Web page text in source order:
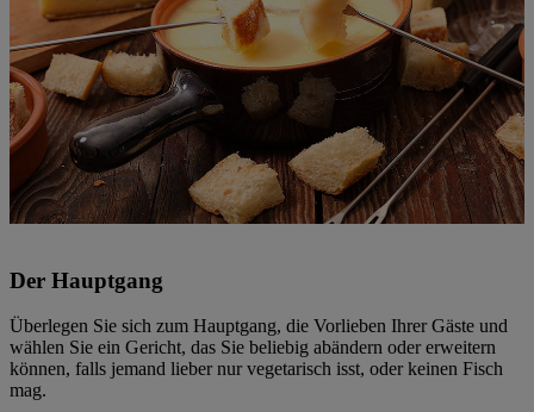
Der Hauptgang
Überlegen Sie sich zum Hauptgang, die Vorlieben Ihrer Gäste und
wählen Sie ein Gericht, das Sie beliebig abändern oder erweitern
können, falls jemand lieber nur vegetarisch isst, oder keinen Fisch
mag.